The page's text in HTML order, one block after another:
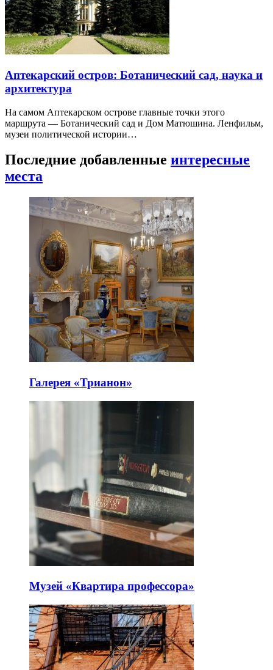
Аптекарский остров: Ботанический сад, наука и
архитектура
На самом Аптекарском острове главные точки этого
маршрута — Ботанический сад и Дом Матюшина. Ленфильм,
музеи политической истории…
Последние добавленные интересные
места
Галерея «Трианон»
Музей «Квартира профессора»